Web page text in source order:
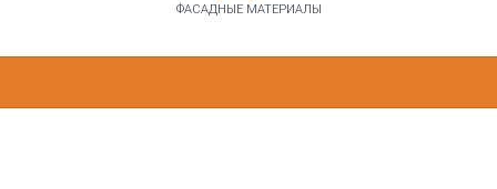
ФАСАДНЫЕ МАТЕРИАЛЫ